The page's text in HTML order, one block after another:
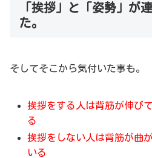
「挨拶」と「姿勢」が
た。
そしてそこから気付いた事も。
挨拶をする人は背筋が伸び
る
挨拶をしない人は背筋が曲
いる